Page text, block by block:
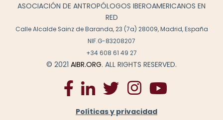
ASOCIACIÓN DE ANTROPÓLOGOS IBEROAMERICANOS EN
RED
Calle Alcalde Sainz de Baranda, 23 (7a) 28009, Madrid, España
NIF.G-83208207
+34 608 61 49 27
© 2021 AIBR.ORG. ALL RIGHTS RESERVED.
Políticas y privacidad